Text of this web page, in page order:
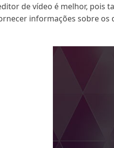
de vídeo é melhor, pois
informações sobre os